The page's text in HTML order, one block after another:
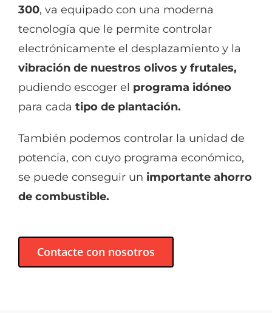
300, va equipado con una moderna
tecnología que le permite controlar
electrónicamente el desplazamiento y la
vibración de nuestros olivos y frutales,
pudiendo escoger el programa idóneo
para cada tipo de plantación.
También podemos controlar la unidad de
potencia, con cuyo programa económico,
se puede conseguir un importante ahorro
de combustible.
Contacte con nosotros